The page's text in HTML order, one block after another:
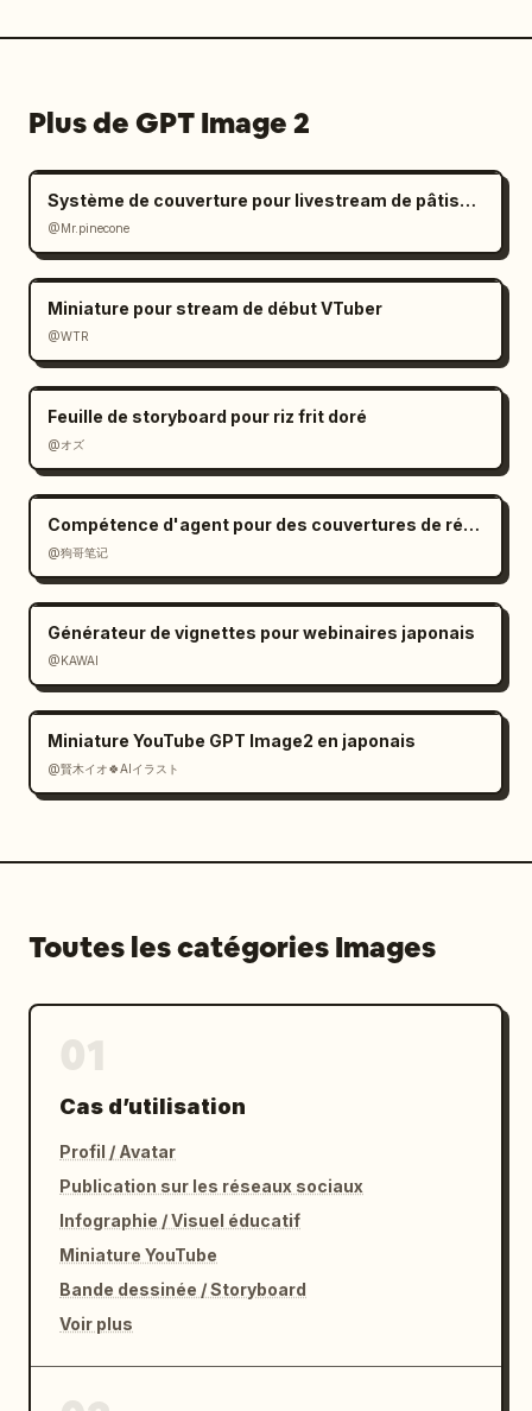
Plus de GPT Image 2
Système de couverture pour livestream de pâtisserie
@Mr.pinecone
Miniature pour stream de début VTuber
@WTR
Feuille de storyboard pour riz frit doré
@オズ
Compétence d'agent pour des couvertures de réseaux sociaux cohérentes
@狗哥笔记
Générateur de vignettes pour webinaires japonais
@KAWAI
Miniature YouTube GPT Image2 en japonais
@賢木イオ🍀AIイラスト
Toutes les catégories Images
Cas d’utilisation
Profil / Avatar
Publication sur les réseaux sociaux
Infographie / Visuel éducatif
Miniature YouTube
Bande dessinée / Storyboard
Voir plus